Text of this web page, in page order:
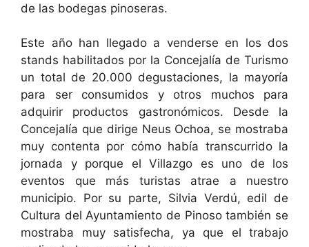
de las bodegas pinoseras.
Este año han llegado a venderse en los dos
stands habilitados por la Concejalía de Turismo
un total de 20.000 degustaciones, la mayoría
para ser consumidos y otros muchos para
adquirir productos gastronómicos. Desde la
Concejalía que dirige Neus Ochoa, se mostraba
muy contenta por cómo había transcurrido la
jornada y porque el Villazgo es uno de los
eventos que más turistas atrae a nuestro
municipio. Por su parte, Silvia Verdú, edil de
Cultura del Ayuntamiento de Pinoso también se
mostraba muy satisfecha, ya que el trabajo